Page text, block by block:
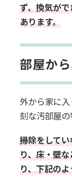
ず、換気が
あります。
部屋か
外から家に
刻な汚部屋の
掃除をして
り、床・壁
り、下記の